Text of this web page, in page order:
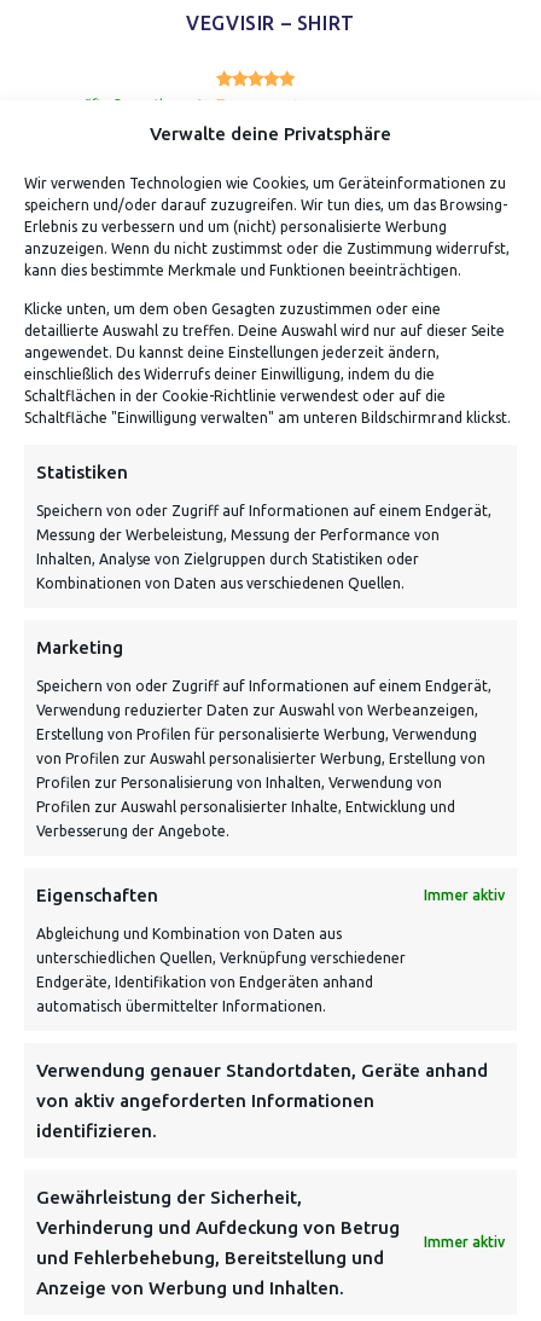
Verwalte deine Privatsphäre
Wir verwenden Technologien wie Cookies, um Geräteinformationen zu
speichern und/oder darauf zuzugreifen. Wir tun dies, um das Browsing-
Erlebnis zu verbessern und um (nicht) personalisierte Werbung
anzuzeigen. Wenn du nicht zustimmst oder die Zustimmung widerrufst,
kann dies bestimmte Merkmale und Funktionen beeinträchtigen.
Klicke unten, um dem oben Gesagten zuzustimmen oder eine
detaillierte Auswahl zu treffen. Deine Auswahl wird nur auf dieser Seite
angewendet. Du kannst deine Einstellungen jederzeit ändern,
einschließlich des Widerrufs deiner Einwilligung, indem du die
Schaltflächen in der Cookie-Richtlinie verwendest oder auf die
Schaltfläche "Einwilligung verwalten" am unteren Bildschirmrand klickst.
Statistiken
Speichern von oder Zugriff auf Informationen auf einem Endgerät,
Messung der Werbeleistung, Messung der Performance von
Inhalten, Analyse von Zielgruppen durch Statistiken oder
Kombinationen von Daten aus verschiedenen Quellen.
Marketing
Speichern von oder Zugriff auf Informationen auf einem Endgerät,
Verwendung reduzierter Daten zur Auswahl von Werbeanzeigen,
Erstellung von Profilen für personalisierte Werbung, Verwendung
von Profilen zur Auswahl personalisierter Werbung, Erstellung von
Profilen zur Personalisierung von Inhalten, Verwendung von
Profilen zur Auswahl personalisierter Inhalte, Entwicklung und
Verbesserung der Angebote.
Eigenschaften Immer aktiv
Abgleichung und Kombination von Daten aus
unterschiedlichen Quellen, Verknüpfung verschiedener
Endgeräte, Identifikation von Endgeräten anhand
automatisch übermittelter Informationen.
Verwendung genauer Standortdaten, Geräte anhand
von aktiv angeforderten Informationen
identifizieren.
Gewährleistung der Sicherheit,
Verhinderung und Aufdeckung von Betrug
und Fehlerbehebung, Bereitstellung und
Anzeige von Werbung und Inhalten.
Immer aktiv
VEGVISIR – SHIRT
Bewertet mit
geprüfte Gesamtbewertungen
ADRESSE
Von Tiling GmbH
Kontakt: Mo - Fr von 10:00 bis 18:00 Uhr
info@vontiling.de
VERSANDKOSTENHINWEIS:
NEWSLETTER
Danke, deine Registrierung war erfolgreich! Bitte prüfe
FOLGE UNS
INFORMATIONEN